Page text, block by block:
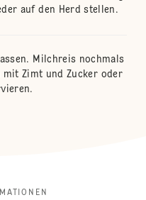
auf den Herd stellen.
Milchreis nochmals
Zimt und Zucker oder